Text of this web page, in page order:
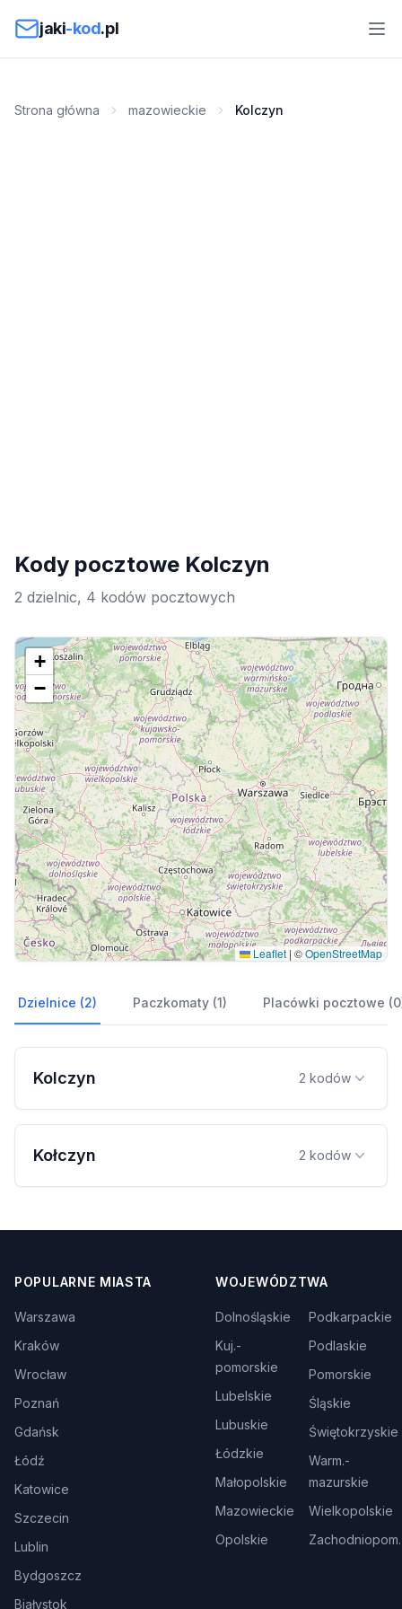
jaki-kod.pl
Strona główna mazowieckie Kolczyn
Kody pocztowe Kolczyn
2 dzielnic, 4 kodów pocztowych
+
−
Leaflet | ©OpenStreetMap
Dzielnice (2) Paczkomaty (1) Placówki pocztowe
Kolczyn 2 kodów
Kołczyn 2 kodów
POPULARNE MIASTA
Warszawa
Kraków
Wrocław
Poznań
Gdańsk
Łódź
Katowice
Szczecin
Lublin
Bydgoszcz
Białystok
WOJEWÓDZTWA
Dolnośląskie
Kuj.-
pomorskie
Lubelskie
Lubuskie
Łódzkie
Małopolskie
Mazowieckie
Opolskie
Podkarpackie
Podlaskie
Pomorskie
Śląskie
Świętokrzyskie
Warm.-
mazurskie
Wielkopolskie
Zachodniopom.